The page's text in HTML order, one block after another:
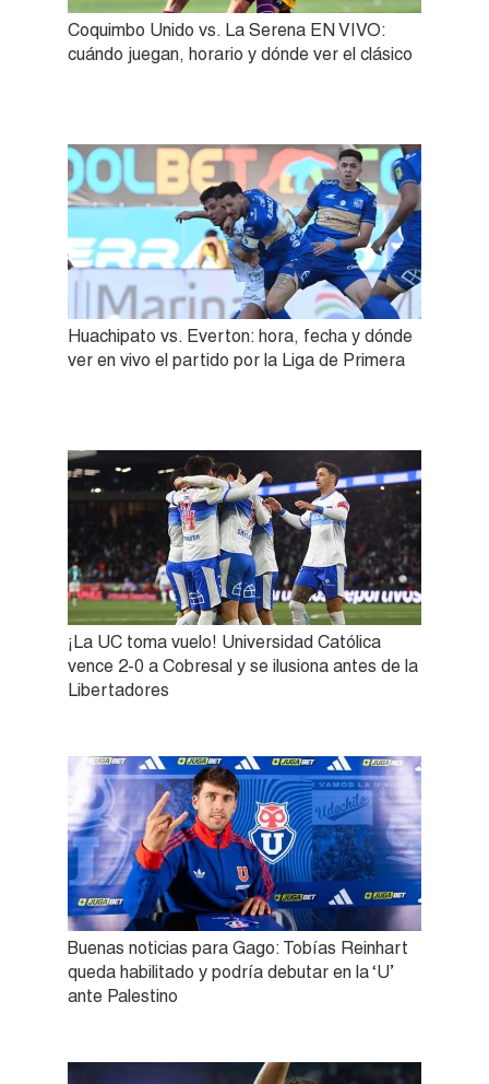
Coquimbo Unido vs. La Serena EN VIVO:
cuándo juegan, horario y dónde ver el clásico
Huachipato vs. Everton: hora, fecha y dónde
ver en vivo el partido por la Liga de Primera
¡La UC toma vuelo! Universidad Católica
vence 2-0 a Cobresal y se ilusiona antes de la
Libertadores
Buenas noticias para Gago: Tobías Reinhart
queda habilitado y podría debutar en la ‘U’
ante Palestino